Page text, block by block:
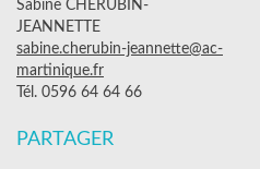
Sabine CHERUBIN-
JEANNETTE
sabine.cherubin-jeannette@ac-
martinique.fr
Tél. 0596 64 64 66
PARTAGER